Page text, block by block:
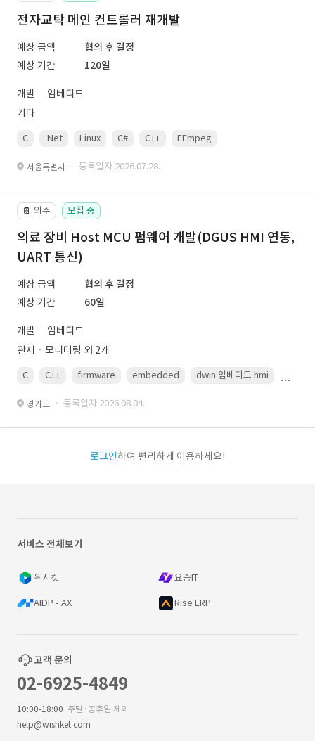
전자교탁 메인 컨트롤러 재개발
예상 금액
협의 후 결정
예상 기간
120일
개발
임베디드
기타
C .Net Linux C# C++ FFmpeg
서울특별시 · 등록일자 2026.07.28.
📔 외주 모집 중
의료 장비 Host MCU 펌웨어 개발(DGUS HMI 연동,
UART 통신)
예상 금액
협의 후 결정
예상 기간
60일
개발
임베디드
관제ㆍ모니터링 외 2개
C C++ firmware embedded dwin 임베디드 hmi
경기도 · 등록일자 2026.08.04.
로그인하여 편리하게 이용하세요!
서비스 전체보기
위시켓 요즘IT
AIDP - AX Rise ERP
고객 문의
02-6925-4849
10:00-18:00 주말·공휴일 제외
help@wishket.com